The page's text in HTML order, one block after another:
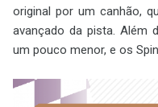
original por um canhão,
avançado da pista. Além
um pouco menor, e os